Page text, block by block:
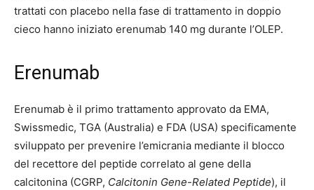
trattati con placebo nella fase di trattamento in doppio
cieco hanno iniziato erenumab 140 mg durante l’OLEP.
Erenumab
Erenumab è il primo trattamento approvato da EMA,
Swissmedic, TGA (Australia) e FDA (USA) specificamente
sviluppato per prevenire l’emicrania mediante il blocco
del recettore del peptide correlato al gene della
calcitonina (CGRP, Calcitonin Gene-Related Peptide), il